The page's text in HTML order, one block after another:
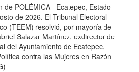
de POLÉMICA Ecatepec, Estado
de 2026. El Tribunal Electoral
(TEEM) resolvió, por mayoría de
Salazar Martínez, exdirector de
del Ayuntamiento de Ecatepec,
contra las Mujeres en Razón